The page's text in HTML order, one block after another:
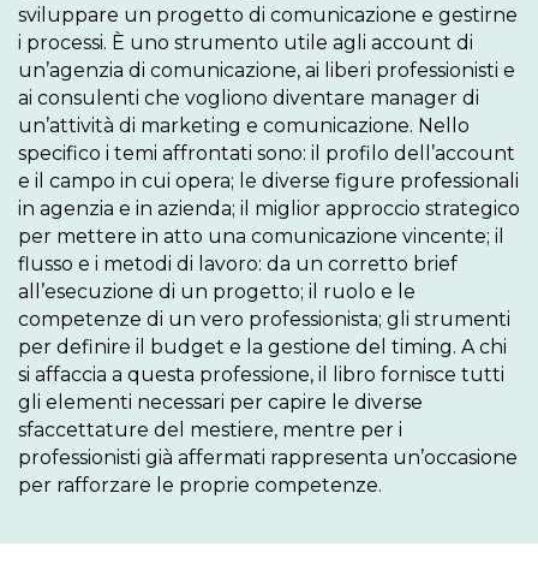
sviluppare un progetto di comunicazione e gestirne
i processi. È uno strumento utile agli account di
un’agenzia di comunicazione, ai liberi professionisti e
ai consulenti che vogliono diventare manager di
un’attività di marketing e comunicazione. Nello
specifico i temi affrontati sono: il profilo dell’account
e il campo in cui opera; le diverse figure professionali
in agenzia e in azienda; il miglior approccio strategico
per mettere in atto una comunicazione vincente; il
flusso e i metodi di lavoro: da un corretto brief
all’esecuzione di un progetto; il ruolo e le
competenze di un vero professionista; gli strumenti
per definire il budget e la gestione del timing. A chi
si affaccia a questa professione, il libro fornisce tutti
gli elementi necessari per capire le diverse
sfaccettature del mestiere, mentre per i
professionisti già affermati rappresenta un’occasione
per rafforzare le proprie competenze.